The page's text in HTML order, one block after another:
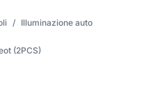
/ Illuminazione auto
(2PCS)